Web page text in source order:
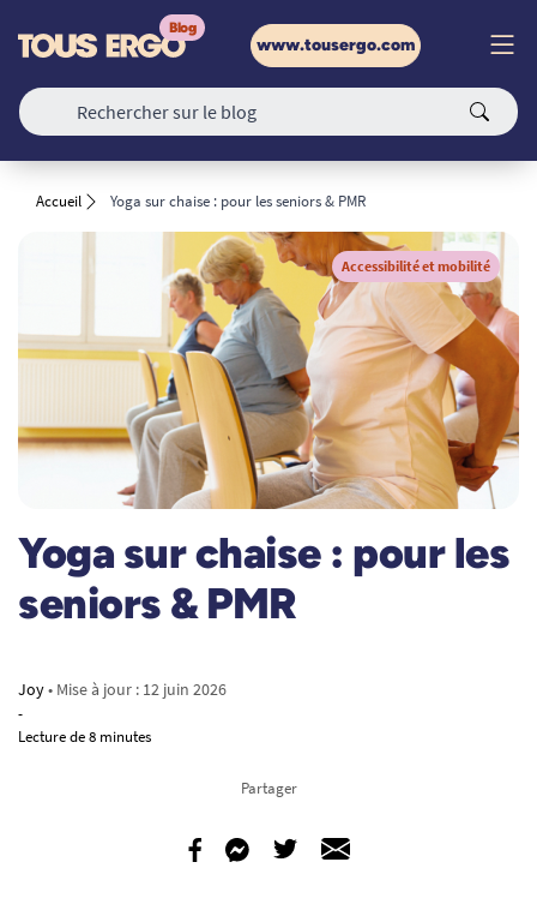
www.tousergo.com
Accueil Yoga sur chaise : pour les seniors & PMR
Yoga sur chaise : pour les
seniors & PMR
Joy• Mise à jour : 12 juin 2026
-
Lecture de 8 minutes
Partager
Accessibilité et mobilité